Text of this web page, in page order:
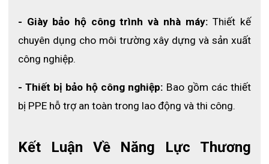
- Giày bảo hộ công trình và nhà máy: Thiết kế
chuyên dụng cho môi trường xây dựng và sản xuất
công nghiệp.
- Thiết bị bảo hộ công nghiệp: Bao gồm các thiết
bị PPE hỗ trợ an toàn trong lao động và thi công.
Kết Luận Về Năng Lực Thương